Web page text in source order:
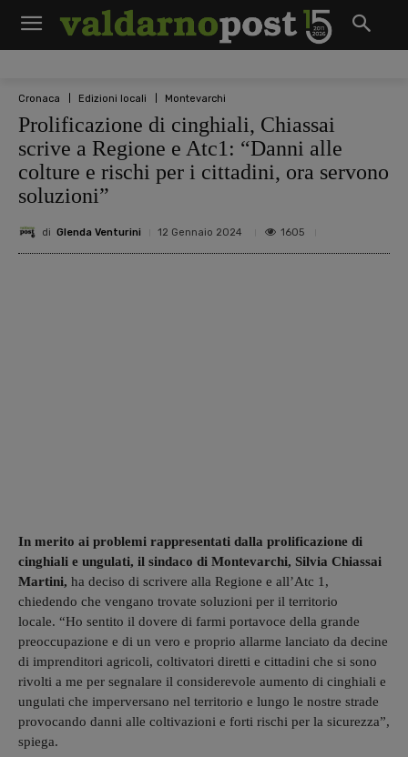
Cronaca Edizioni locali Montevarchi
Prolificazione di cinghiali, Chiassai
scrive a Regione e Atc1: “Danni alle
colture e rischi per i cittadini, ora servono
soluzioni”
di Glenda Venturini 12 Gennaio 2024 1605
In merito ai problemi rappresentati dalla prolificazione di
cinghiali e ungulati, il sindaco di Montevarchi, Silvia Chiassai
Martini, ha deciso di scrivere alla Regione e all’Atc 1,
chiedendo che vengano trovate soluzioni per il territorio
locale. “Ho sentito il dovere di farmi portavoce della grande
preoccupazione e di un vero e proprio allarme lanciato da decine
di imprenditori agricoli, coltivatori diretti e cittadini che si sono
rivolti a me per segnalare il considerevole aumento di cinghiali e
ungulati che imperversano nel territorio e lungo le nostre strade
provocando danni alle coltivazioni e forti rischi per la sicurezza”,
spiega.